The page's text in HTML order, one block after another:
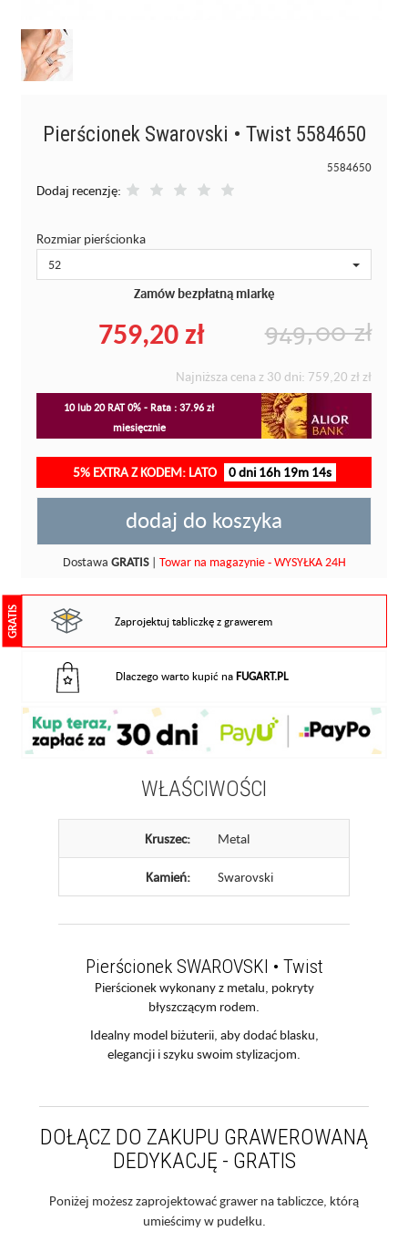
Pierścionek Swarovski • Twist 5584650
5584650
Dodaj recenzję:
Rozmiar pierścionka
52
Zamów bezpłatną miarkę
949,00 zł
759,20 zł
Najniższa cena z 30 dni: 759,20 zł zł
10 lub 20 RAT 0% - Rata : 37.96 zł
miesięcznie
5% EXTRA Z KODEM: LATO 0 dni 16h 19m 13s
dodaj do koszyka
Dostawa GRATIS| Towar na magazynie - WYSYŁKA 24H
GRATIS Zaprojektuj tabliczkę z grawerem
Dlaczego warto kupić naFUGART.PL
WŁAŚCIWOŚCI
Kruszec: Metal
Kamień: Swarovski
Pierścionek SWAROVSKI • Twist
Pierścionek wykonany z metalu, pokryty
błyszczącym rodem.
Idealny model biżuterii, aby dodać blasku,
elegancji i szyku swoim stylizacjom.
DOŁĄCZ DO ZAKUPU GRAWEROWANĄ
DEDYKACJĘ - GRATIS
Poniżej możesz zaprojektować grawer na tabliczce, którą
umieścimy w pudełku.